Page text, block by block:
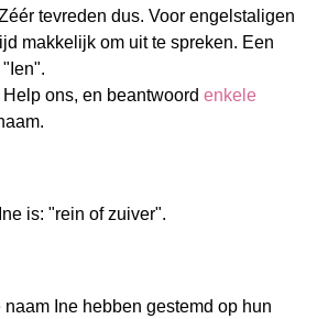
tevreden dus. Voor engelstaligen
makkelijk om uit te spreken. Een
ons, en beantwoord enkele
is: "rein of zuiver".
Ine hebben gestemd op hun